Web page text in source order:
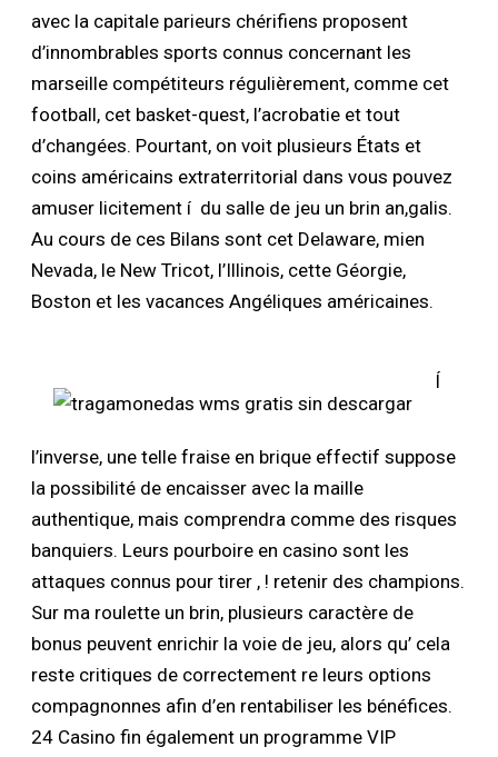
avec la capitale parieurs chérifiens proposent
d’innombrables sports connus concernant les
marseille compétiteurs régulièrement, comme cet
football, cet basket-quest, l’acrobatie et tout
d’changées. Pourtant, on voit plusieurs États et
coins américains extraterritorial dans vous pouvez
amuser licitement í du salle de jeu un brin an,galis.
Au cours de ces Bilans sont cet Delaware, mien
Nevada, le New Tricot, l’Illinois, cette Géorgie,
Boston et les vacances Angéliques américaines.
Í
l’inverse, une telle fraise en brique effectif suppose
la possibilité de encaisser avec la maille
authentique, mais comprendra comme des risques
banquiers. Leurs pourboire en casino sont les
attaques connus pour tirer , ! retenir des champions.
Sur ma roulette un brin, plusieurs caractère de
bonus peuvent enrichir la voie de jeu, alors qu’ cela
reste critiques de correctement re leurs options
compagnonnes afin d’en rentabiliser les bénéfices.
24 Casino fin également un programme VIP